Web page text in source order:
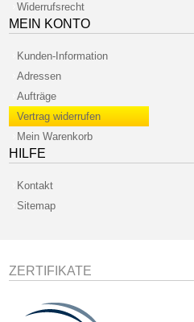
Widerrufsrecht
MEIN KONTO
Kunden-Information
Adressen
Aufträge
Vertrag widerrufen
Mein Warenkorb
HILFE
Kontakt
Sitemap
ZERTIFIKATE